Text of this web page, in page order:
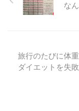
な
旅行のたびに体
ダイエットを失